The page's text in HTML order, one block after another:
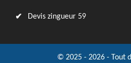
Devis zingueur 59
© 2025 - 2026 - Tout